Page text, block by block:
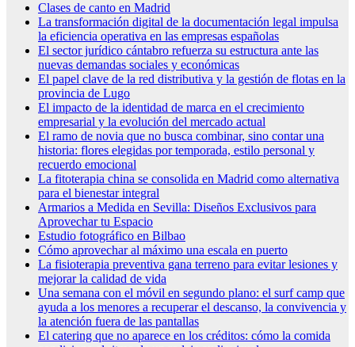
Clases de canto en Madrid
La transformación digital de la documentación legal impulsa
la eficiencia operativa en las empresas españolas
El sector jurídico cántabro refuerza su estructura ante las
nuevas demandas sociales y económicas
El papel clave de la red distributiva y la gestión de flotas en la
provincia de Lugo
El impacto de la identidad de marca en el crecimiento
empresarial y la evolución del mercado actual
El ramo de novia que no busca combinar, sino contar una
historia: flores elegidas por temporada, estilo personal y
recuerdo emocional
La fitoterapia china se consolida en Madrid como alternativa
para el bienestar integral
Armarios a Medida en Sevilla: Diseños Exclusivos para
Aprovechar tu Espacio
Estudio fotográfico en Bilbao
Cómo aprovechar al máximo una escala en puerto
La fisioterapia preventiva gana terreno para evitar lesiones y
mejorar la calidad de vida
Una semana con el móvil en segundo plano: el surf camp que
ayuda a los menores a recuperar el descanso, la convivencia y
la atención fuera de las pantallas
El catering que no aparece en los créditos: cómo la comida